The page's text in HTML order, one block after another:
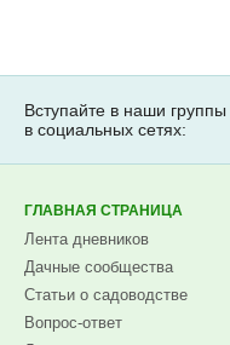
Вступайте в наши группы
в социальных сетях:
ГЛАВНАЯ СТРАНИЦА
Лента дневников
Дачные сообщества
Статьи о садоводстве
Вопрос-ответ